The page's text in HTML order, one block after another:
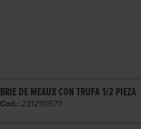
BRIE DE MEAUX CON TRUFA 1/2 PIEZA
Cod.: 2212110577